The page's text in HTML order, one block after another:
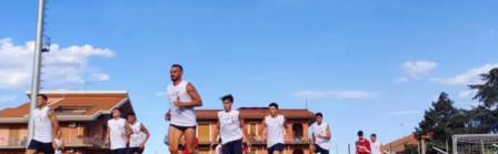
Attualità
Economia e lavoro
Italia Mondo